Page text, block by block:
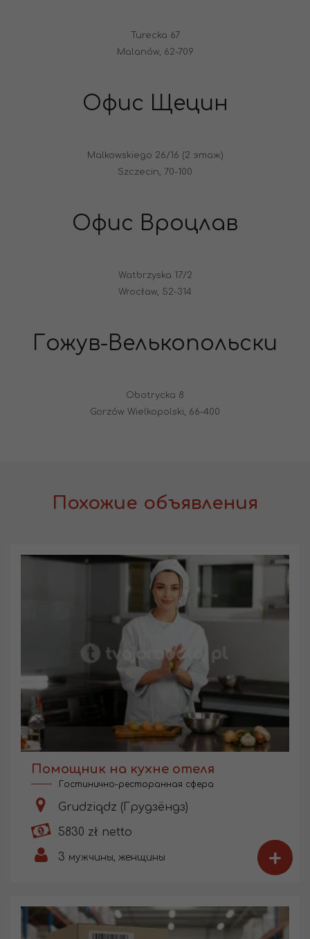
Turecka 67
Malanów, 62-709
Офис Щецин
Malkowskiego 26/16 (2 этаж)
Szczecin, 70-100
Офис Вроцлав
Watbrzyska 17/2
Wrocław, 52-314
Гожув-Велькопольски
Obotrycka 8
Gorzów Wielkopolski, 66-400
Похожие объявления
Помощник на кухне отеля
Гостинично-ресторанная сфера
Grudziądz (Грудзёндз)
5830 zł netto
3 мужчины, женщины +